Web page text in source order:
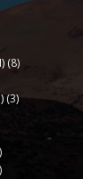
(8)
(3)